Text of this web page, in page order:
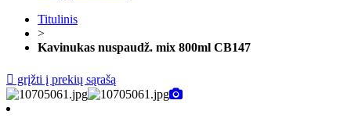
Titulinis
>
Kavinukas nuspaudž. mix 800ml CB147
grįžti į prekių sąrašą